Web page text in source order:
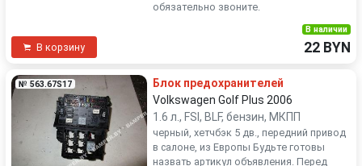
обязательно звоните.
В корзину
В наличии
22 BYN
№ 563.67S17
Блок предохранителей
Volkswagen Golf Plus 2006
1.6 л., FSI, BLF, бензин, МКПП
черный, хетчбэк 5 дв., передний привод
в салоне, из Европы Будьте готовы
назвать артикул объявления. Перед